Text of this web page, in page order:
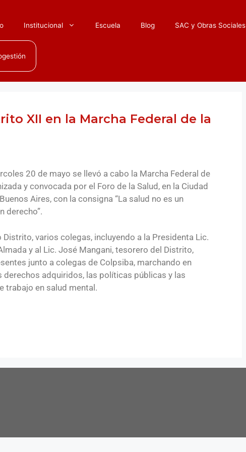
Institucional Escuela Blog SAC y Obras Sociales
XII en la Marcha Federal de la
20 de mayo se llevó a cabo la Marcha Federal de
y convocada por el Foro de la Salud, en la Ciudad
Aires, con la consigna “La salud no es un
derecho”.
Distrito, varios colegas, incluyendo a la Presidenta Lic.
y al Lic. José Mangani, tesorero del Distrito,
junto a colegas de Colpsiba, marchando en
derechos adquiridos, las políticas públicas y las
trabajo en salud mental.